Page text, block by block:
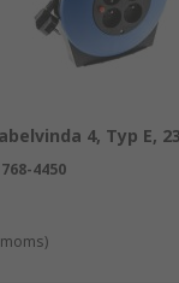
4, Typ E,
768-4450